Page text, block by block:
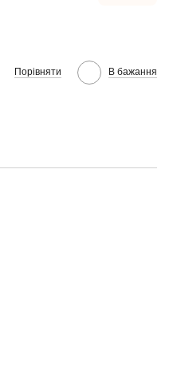
Порівняти В бажання